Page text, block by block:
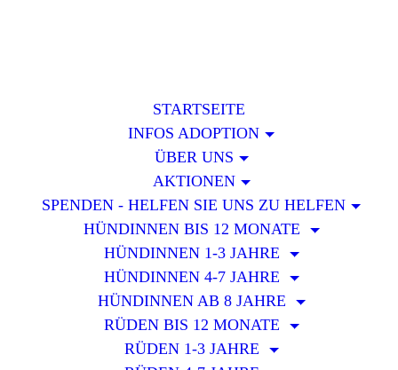
STARTSEITE
INFOS ADOPTION
ÜBER UNS
AKTIONEN
SPENDEN - HELFEN SIE UNS ZU HELFEN
HÜNDINNEN BIS 12 MONATE
HÜNDINNEN 1-3 JAHRE
HÜNDINNEN 4-7 JAHRE
HÜNDINNEN AB 8 JAHRE
RÜDEN BIS 12 MONATE
RÜDEN 1-3 JAHRE